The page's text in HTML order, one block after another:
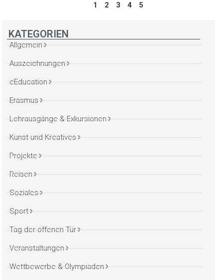
1 2 3 4 5
KATEGORIEN
Allgemein
Auszeichnungen
eEducation
Erasmus
Lehrausgänge & Exkursionen
Kunst und Kreatives
Projekte
Reisen
Soziales
Sport
Tag der offenen Tür
Veranstaltungen
Wettbewerbe & Olympiaden